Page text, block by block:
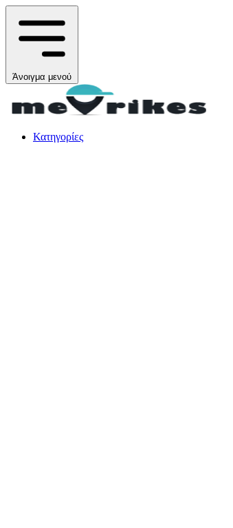
Άνοιγμα μενού
Κατηγορίες